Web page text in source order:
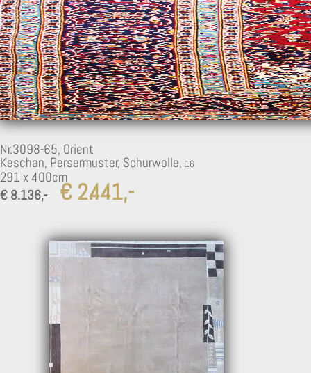
Nr.3098-65, Orient
Keschan, Persermuster, Schurwolle,
291 x 400cm
€ 8.136,-
€ 2.441,-